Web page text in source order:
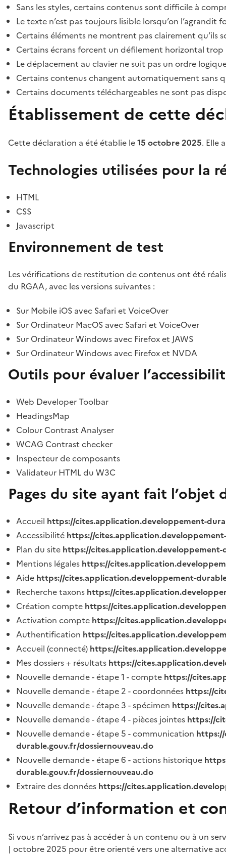
Sans les styles, certains contenus sont difficile à
Le texte n’est pas toujours lisible lorsqu’on l’agrandit
Certains éléments ne montrent pas clairement qu’ils
Certains écrans forcent un défilement horizontal
Le déplacement au clavier ne suit pas un ordre
Certains contenus changent automatiquement sans
Certains documents téléchargeables ne sont pas
Établissement de cette
Cette déclaration a été établie le15 octobre 2025. Elle
Technologies utilisées pour la
HTML
CSS
Javascript
Environnement de test
Les vérifications de restitution de contenus ont été
du RGAA, avec les versions suivantes :
Sur Mobile iOS avec Safari et VoiceOver
Sur Ordinateur MacOS avec Safari et VoiceOver
Sur Ordinateur Windows avec Firefox et JAWS
Sur Ordinateur Windows avec Firefox et NVDA
Outils pour évaluer
Web Developer Toolbar
HeadingsMap
Colour Contrast Analyser
WCAG Contrast checker
Inspecteur de composants
Validateur HTML du W3C
Pages du site ayant fait
Accueil https://cites.application.developpement-
Accessibilité https://
Plan du site https://
Mentions légales https://
Aide https://cites.application.developpement-
Recherche taxons https://
Création compte https://
Activation compte https://
Authentification https://
Accueil (connecté) https://
Mes dossiers + résultats https://
Nouvelle demande - étape 1 - compte https://
Nouvelle demande - étape 2 - coordonnées https://
Nouvelle demande - étape 3 - spécimen https://
Nouvelle demande - étape 4 - pièces jointes https://
Nouvelle demande - étape 5 - communication
durable.gouv.fr/dossiernouveau.do
Nouvelle demande - étape 6 - actions historique
durable.gouv.fr/dossiernouveau.do
Extraire des données https://
Retour d’information et
Si vous n’arrivez pas à accéder à un contenu ou à un
| octobre 2025 pour être orienté vers une alternative